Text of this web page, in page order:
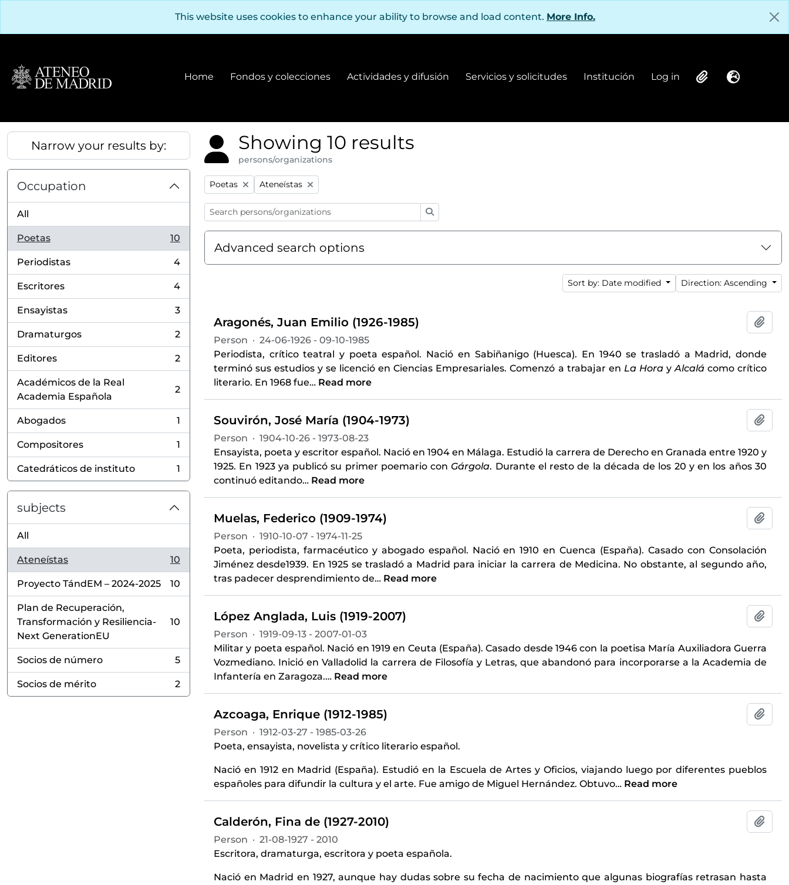
This website uses cookies to enhance your ability to browse and load content. More Info.
Home Fondos y colecciones
Fondos y colecciones
Actividades y difusión
Actividades y difusión
Servicios y solicitudes Institución
Institución
Log in
Log in ClipboardLanguage
Narrow your results by:
Occupation
All
Poetas
, 10 results
10
Periodistas
, 4 results
4
Escritores
, 4 results
4
Ensayistas
, 3 results
3
Dramaturgos
, 2 results
2
Editores
, 2 results
2
Académicos de la Real
Academia Española
, 2 results
2
Abogados
, 1 results
1
Compositores
, 1 results
1
Catedráticos de instituto
, 1 results
1
subjects
All
Ateneístas
, 10 results
10
Proyecto TándEM – 2024-2025
, 10 results
10
Plan de Recuperación,
Transformación y Resiliencia-
Next GenerationEU
, 10 results
10
Socios de número
, 5 results
5
Socios de mérito
, 2 results
2
Showing 10 results
persons/organizations
Remove filter:
Poetas Remove filter:
Ateneístas
Advanced search options
Sort by: Date modified Direction: Ascending
Aragonés, Juan Emilio (1926-1985)
Person · 24-06-1926 - 09-10-1985
Periodista, crítico teatral y poeta español. Nació en Sabiñanigo (Huesca). En 1940 se trasladó a Madrid, donde
terminó sus estudios y se licenció en Ciencias Empresariales. Comenzó a trabajar en La HorayAlcalácomo crítico
literario. En 1968 fue… Read more
Souvirón, José María (1904-1973)
Person · 1904-10-26 - 1973-08-23
Ensayista, poeta y escritor español. Nació en 1904 en Málaga. Estudió la carrera de Derecho en Granada entre 1920 y
1925. En 1923 ya publicó su primer poemario con Gárgola. Durante el resto de la década de los 20 y en los años 30
continuó editando… Read more
Muelas, Federico (1909-1974)
Person · 1910-10-07 - 1974-11-25
Poeta, periodista, farmacéutico y abogado español. Nació en 1910 en Cuenca (España). Casado con Consolación
Jiménez desde1939. En 1925 se trasladó a Madrid para iniciar la carrera de Medicina. No obstante, al segundo año,
tras padecer desprendimiento de… Read more
López Anglada, Luis (1919-2007)
Person · 1919-09-13 - 2007-01-03
Militar y poeta español. Nació en 1919 en Ceuta (España). Casado desde 1946 con la poetisa María Auxiliadora Guerra
Vozmediano. Inició en Valladolid la carrera de Filosofía y Letras, que abandonó para incorporarse a la Academia de
Infantería en Zaragoza.… Read more
Azcoaga, Enrique (1912-1985)
Person · 1912-03-27 - 1985-03-26
Poeta, ensayista, novelista y crítico literario español.
Nació en 1912 en Madrid (España). Estudió en la Escuela de Artes y Oficios, viajando luego por diferentes pueblos
españoles para difundir la cultura y el arte. Fue amigo de Miguel Hernández. Obtuvo… Read more
Calderón, Fina de (1927-2010)
Person · 21-08-1927 - 2010
Escritora, dramaturga, escritora y poeta española.
Nació en Madrid en 1927, aunque hay dudas sobre su fecha de nacimiento que algunas biografías retrasan hasta